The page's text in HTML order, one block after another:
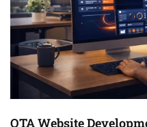
OTA Website